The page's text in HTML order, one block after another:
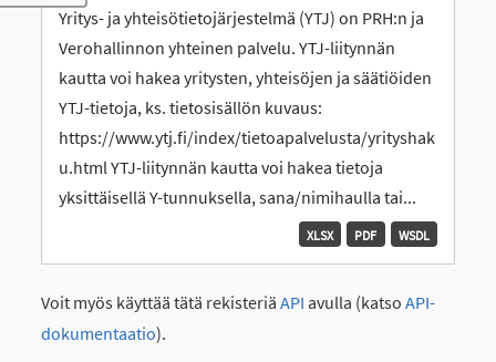
Yritys- ja yhteisötietojärjestelmä (YTJ) on PRH:n ja
Verohallinnon yhteinen palvelu. YTJ-liitynnän
kautta voi hakea yritysten, yhteisöjen ja säätiöiden
YTJ-tietoja, ks. tietosisällön kuvaus:
https://www.ytj.fi/index/tietoapalvelusta/yrityshak
u.html YTJ-liitynnän kautta voi hakea tietoja
yksittäisellä Y-tunnuksella, sana/nimihaulla tai...
WSDL
PDF
XLSX
Voit myös käyttää tätä rekisteriä API avulla (katso API-
dokumentaatio).